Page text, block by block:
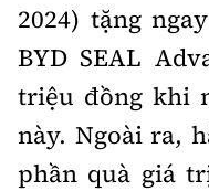
2024) tặng
BYD SEAL
triệu đồng khi
này. Ngoài ra,
phần quà giá